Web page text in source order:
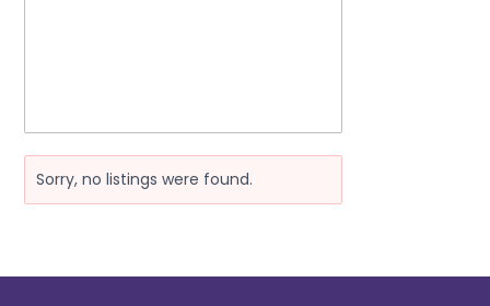
Sorry, no listings were found.